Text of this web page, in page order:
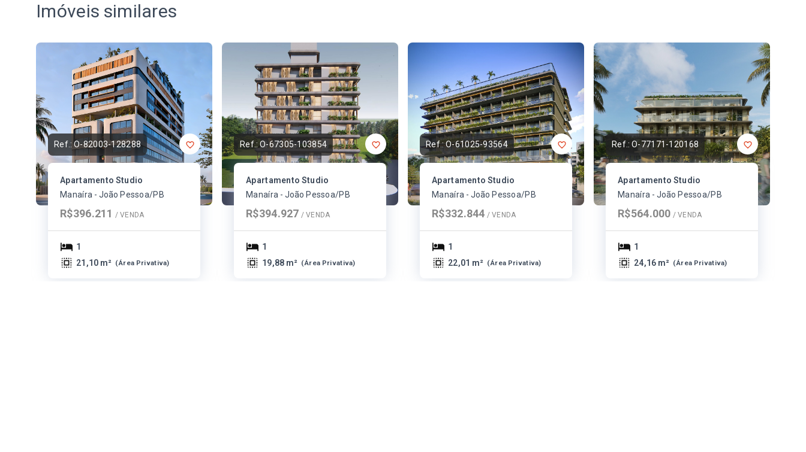
Imóveis similares
Ref.:O-82003-128288
Apartamento Studio
Manaíra - João Pessoa/PB
R$396.211 / VENDA
1
21,10 m² (Área Privativa)
Ref.:O-67305-103854
Apartamento Studio
Manaíra - João Pessoa/PB
R$394.927 / VENDA
1
19,88 m² (Área Privativa)
Ref.:O-61025-93564
Apartamento Studio
Manaíra - João Pessoa/PB
R$332.844 / VENDA
1
22,01 m² (Área Privativa)
Ref.:O-77171-120168
Apartamento Studio
Manaíra - João Pessoa/PB
R$564.000 / VENDA
1
24,16 m² (Área Privativa)